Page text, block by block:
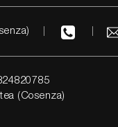
(Cosenza)